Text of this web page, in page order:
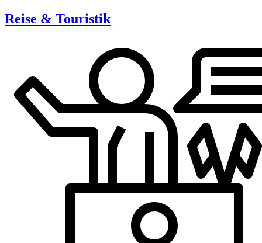
Reise & Touristik